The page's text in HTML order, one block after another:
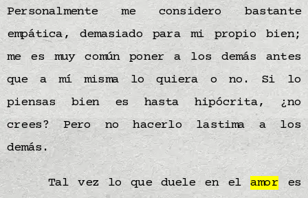
Personalmente me considero bastante
empática, demasiado para mi propio bien;
me es muy común poner a los demás antes
que a mí misma lo quiera o no. Si lo
piensas bien es hasta hipócrita, ¿no
crees? Pero no hacerlo lastima a los
demás.
Tal vez lo que duele en el amores